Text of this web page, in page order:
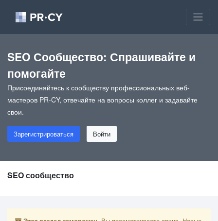
SEO Сообщество: Спрашивайте и
помогайте
Присоединяйтесь к сообществу профессиональных веб-
мастеров PR-CY, отвечайте на вопросы коллег и задавайте
свои.
Зарегистрироваться Войти
SEO сообщество